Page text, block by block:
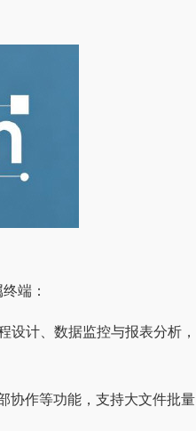
端：
设计、数据监控与报表分析，
协作等功能，支持大文件批量